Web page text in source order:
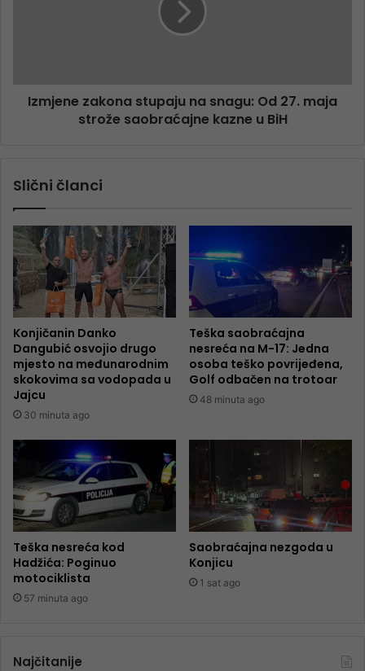
Izmjene zakona stupaju na snagu: Od 27. maja
strože saobraćajne kazne u BiH
Slični članci
Konjičanin Danko
Dangubić osvojio drugo
mjesto na međunarodnim
skokovima sa vodopada u
Jajcu
30 minuta ago
Teška saobraćajna
nesreća na M-17: Jedna
osoba teško povrijeđena,
Golf odbačen na trotoar
48 minuta ago
Teška nesreća kod
Hadžića: Poginuo
motociklista
57 minuta ago
Saobraćajna nezgoda u
Konjicu
1 sat ago
Najčitanije